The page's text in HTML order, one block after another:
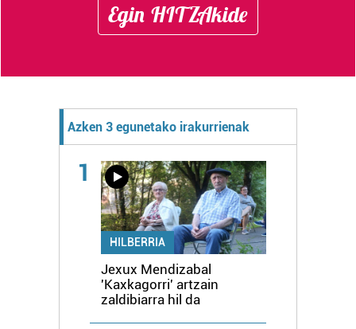
Egin HITZAkide
Azken 3 egunetako irakurrienak
1
HILBERRIA
Jexux Mendizabal
'Kaxkagorri' artzain
zaldibiarra hil da